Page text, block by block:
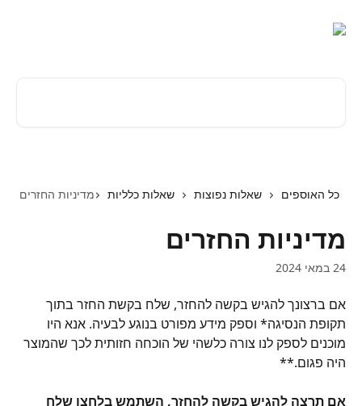
כל האוספים שאלות נפוצות שאלות כלליות מדיניות החזרים
מדיניות החזרים
24 במאי 2024
אם ברצונך להגיש בקשה להחזר, שלח בקשת החזר בתוך
תקופת הנסיגה* וספק מידע מפורט בנוגע לבעיה. אנא היו
מוכנים לספק לנו צורה כלשהי של הוכחה חזותית לכך שהמוצר
היה פגום.**
אם תרצה להגיש בקשה להחזר, השתמש בלחצן שלח